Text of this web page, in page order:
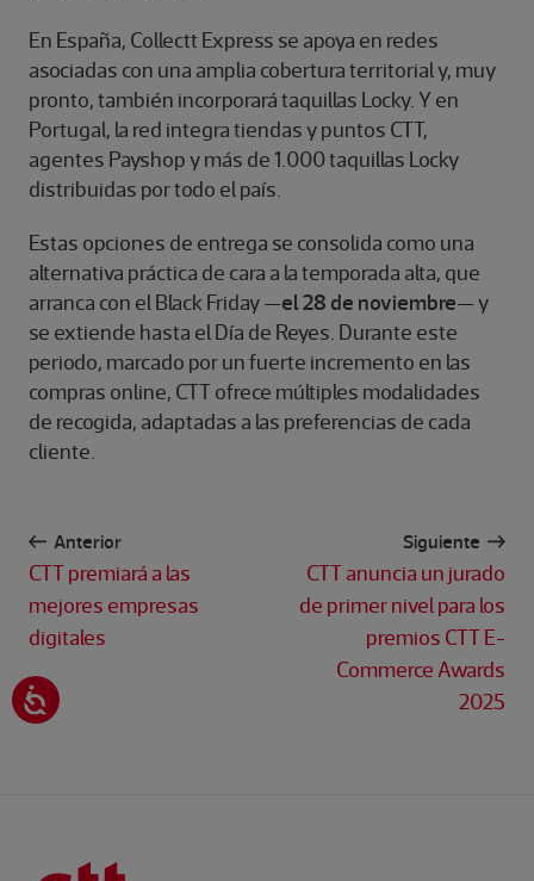
En España, Collectt Express se apoya en redes
asociadas con una amplia cobertura territorial y, muy
pronto, también incorporará taquillas Locky. Y en
Portugal, la red integra tiendas y puntos CTT,
agentes Payshop y más de 1.000 taquillas Locky
distribuidas por todo el país.
Estas opciones de entrega se consolida como una
alternativa práctica de cara a la temporada alta, que
arranca con el Black Friday —el 28 de noviembre— y
se extiende hasta el Día de Reyes. Durante este
periodo, marcado por un fuerte incremento en las
compras online, CTT ofrece múltiples modalidades
de recogida, adaptadas a las preferencias de cada
cliente.
Anterior
CTT premiará a las
mejores empresas
digitales
Siguiente
CTT anuncia un jurado
de primer nivel para los
premios CTT E-
Commerce Awards
2025